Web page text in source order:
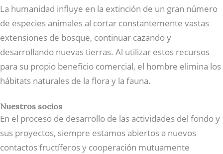
La humanidad influye en la extinción de un gran número
de especies animales al cortar constantemente vastas
extensiones de bosque, continuar cazando y
desarrollando nuevas tierras. Al utilizar estos recursos
para su propio beneficio comercial, el hombre elimina los
hábitats naturales de la flora y la fauna.
Nuestros socios
En el proceso de desarrollo de las actividades del fondo y
sus proyectos, siempre estamos abiertos a nuevos
contactos fructíferos y cooperación mutuamente